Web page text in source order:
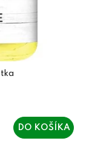
DO KOŠÍKA